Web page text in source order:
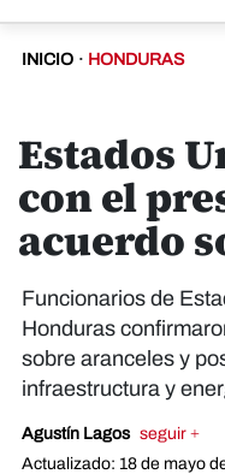
INICIO · HONDURAS
Estados
con el
acuerdo
Funcionarios de
Honduras
sobre aranceles y
infraestructura y
Agustín Lagos seguir +
Actualizado: 18 de mayo